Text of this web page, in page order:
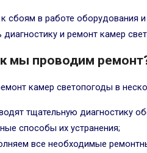
сбоям в работе оборудования
и ремонт камер
мы проводим
камер светопогоды в
тщательную диагностику
способы их устранения;
все необходимые